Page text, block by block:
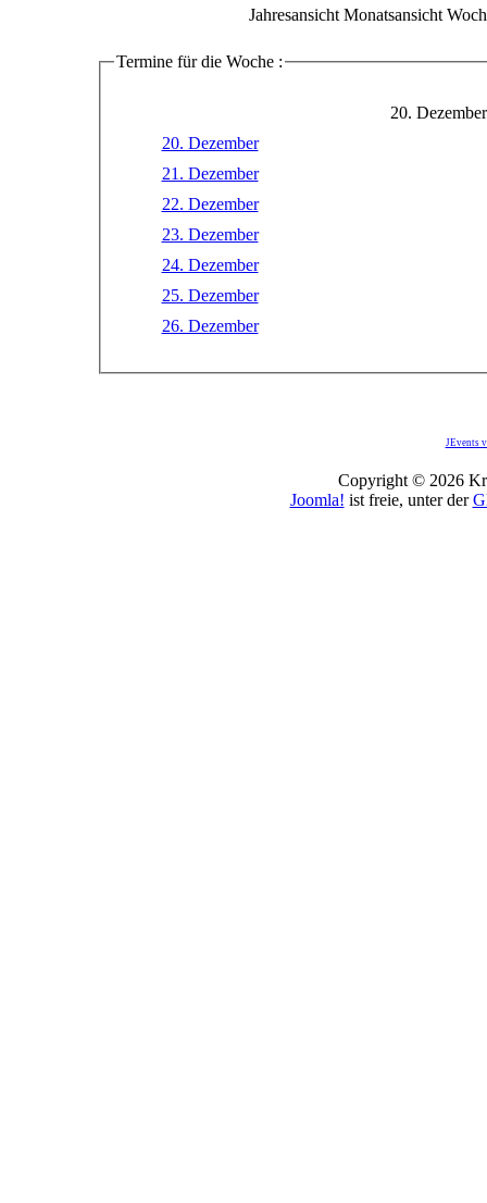
Jahresansicht Monatsansicht
Termine für die Woche :
20.
20. Dezember
21. Dezember
22. Dezember
23. Dezember
24. Dezember
25. Dezember
26. Dezember
JEvents
Copyright © 2026
Joomla! ist freie, unter der